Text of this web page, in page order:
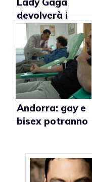
devolverà i
guadagni della
sua linea di
rossetto ad
associazioni per
la lotta all’Aids
Andorra: gay e
bisex potranno